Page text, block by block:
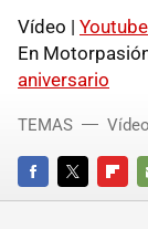
Vídeo | Youtube
En
aniversario
FACEBOOKTWITTER
TEMAS